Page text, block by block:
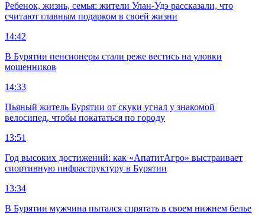
Ребенок, жизнь, семья: жители Улан-Удэ рассказали, что
считают главным подарком в своей жизни
14:42
В Бурятии пенсионеры стали реже вестись на уловки
мошенников
14:33
Пьяный житель Бурятии от скуки угнал у знакомой
велосипед, чтобы покататься по городу
13:51
Год высоких достижений: как «АпатитАгро» выстраивает
спортивную инфраструктуру в Бурятии
13:34
В Бурятии мужчина пытался спрятать в своем нижнем белье